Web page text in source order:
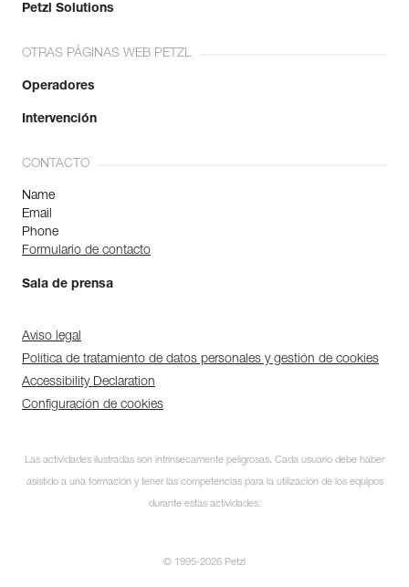
Petzl Solutions
OTRAS PÁGINAS WEB PETZL
Operadores
Intervención
CONTACTO
Name
Email
Phone
Formulario de contacto
Sala de prensa
Aviso legal
Política de tratamiento de datos personales y gestión de cookies
Accessibility Declaration
Configuración de cookies
Las actividades ilustradas son intrínsecamente peligrosas. Cada usuario debe haber
asistido a una formación y tener las competencias para la utilización de los equipos
durante estas actividades.
© 1995-2026 Petzl